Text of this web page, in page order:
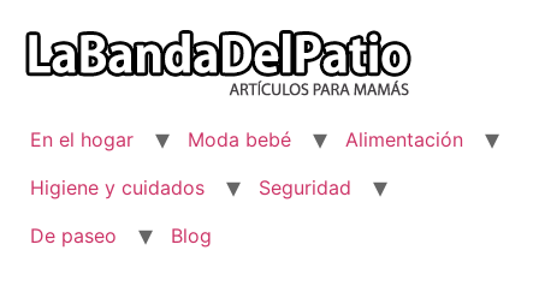
contenido
En el hogar Moda bebé
Alimentación
Higiene y cuidados
Seguridad
De paseo
Blog